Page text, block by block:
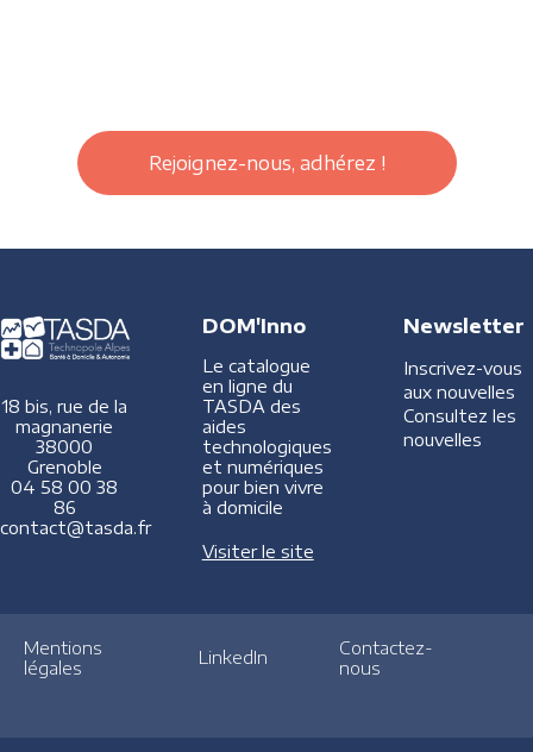
Rejoignez-nous, adhérez !
18 bis, rue de la
magnanerie
38000
Grenoble
04 58 00 38
86
contact@tasda.fr
DOM'Inno
Le catalogue
en ligne du
TASDA des
aides
technologiques
et numériques
pour bien vivre
à domicile
Visiter le site
Newsletter
Inscrivez-vous
aux nouvelles
Consultez les
nouvelles
Mentions
légales
LinkedIn
Contactez-
nous